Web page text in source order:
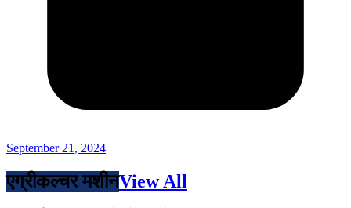
September 21, 2024
एग्रीकल्चर मशीनView All